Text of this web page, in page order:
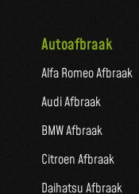
Autoafbraak
Alfa Romeo Afbraak
Audi Afbraak
BMW Afbraak
Citroen Afbraak
Daihatsu Afbraak